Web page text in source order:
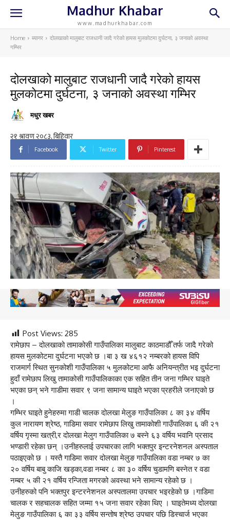
Madhur Khabar
www.madhurkhabar.com
Home ब्यानर
दोलखाको मालुबाट राजधानी जादै गरेको हायस मुलकोटमा दुर्घटना, ३ जनाको अवस्था
गम्भिर
दोलखाको मालुबाट राजधानी जादै गरेको हायस
मुलकोटमा दुर्घटना, ३ जनाको अवस्था गम्भिर
मधुर खबर
Facebook Twitter Pinterest
Post Views: 285
रामेछाप – दोलखाको तामाकोसी गाउँपालिका मालुबाट काठमाडौँ तर्फ जादै गरेको
हायस मुलकोटमा दुर्घटना भएको छ ।बा ३ ख ४६१२ नम्बरको हायस विपि
राजमार्ग स्थित सुनकोशी गाउँपालिका ५ मुलकोटमा आफै अनियन्त्रीत भइ दुर्घटना
हुदाँ रामेछाप लिखु तामाकोसी गाउँपालिकाका एक सहित तीन जना गम्भिर घाइते
भएका छन् भने गाडीमा सवार ९ जना सामान्य घाइते भएका प्रहरीले जनाएको छ
।
गम्भिर घाइते हुनेहरुमा गाडी चालक दोलखा मेलुङ गाउँपालिका ८ का ३४ वर्षिय
कुल नारायण श्रेष्ठ, गाडिमा सवार रामेछाप लिखु तामाकोशी गाउँपालिका ६ की २१
वर्षिय गृस्मा खत्री,र दोलखा मेलुग गाउँपालिका ७ बस्ने ६३ वर्षिय भवानि प्रसाद
भण्डारी रहेका छन् ।उनीहरुलाई उपचारका लागि भक्तपुर इन्टरनेशनल अस्पताल
पठाइएको छ । यस्तै गाडिमा सवार दोलखा मेलुङ गाउँपालिका वडा नम्बर ७ का
२० वर्षिय बाबु काजि खड्का,वडा नम्बर ८ का ३० वर्षिय चुडामणि बस्नेत र वडा
नम्बर ५ की २१ वर्षिय रन्जिता मगरको अवस्था भने सामान्य रहेको छ ।
उनीहरुको पनि भक्तपुर इन्टरनेशनल अस्पतालमा उपचार भइरहेको छ ।गाडिमा
चालक र सहचालक सहित जम्मा १५ जना सवार रहेका थिए । घाइतेमध्य दोलखा
मेलुङ गाउँपालिका ६ का ३३ वर्षिय सन्तोष श्रेष्ठ उपचार पछि डिस्चार्ज भएका